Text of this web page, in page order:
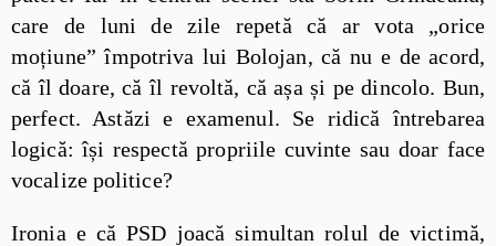
care de luni de zile repetă că ar vota „orice
moțiune” împotriva lui Bolojan, că nu e de acord,
că îl doare, că îl revoltă, că așa și pe dincolo. Bun,
perfect. Astăzi e examenul. Se ridică întrebarea
logică: își respectă propriile cuvinte sau doar face
vocalize politice?
Ironia e că PSD joacă simultan rolul de victimă,